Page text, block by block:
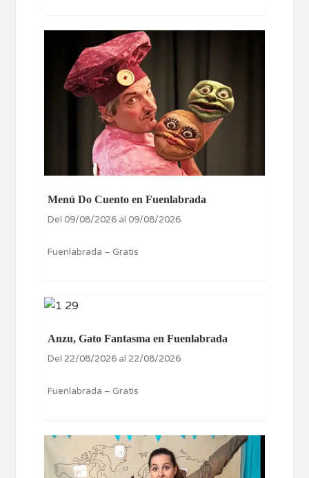
Menú Do Cuento en Fuenlabrada
Del 09/08/2026 al 09/08/2026
Fuenlabrada – Gratis
Anzu, Gato Fantasma en Fuenlabrada
Del 22/08/2026 al 22/08/2026
Fuenlabrada – Gratis